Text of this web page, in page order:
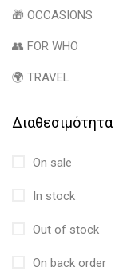
🎁 OCCASIONS
👥 FOR WHO
🌍 TRAVEL
Διαθεσιμότητα
On sale
In stock
Out of stock
On back order